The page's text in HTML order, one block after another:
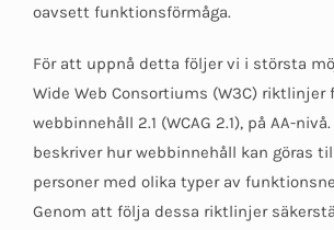
oavsett funktionsförmåga.
För att uppnå detta följer vi i största
Wide Web Consortiums (W3C)
webbinnehåll 2.1 (WCAG 2.1), på AA-
beskriver hur webbinnehåll kan göras
personer med olika typer av
Genom att följa dessa riktlinjer